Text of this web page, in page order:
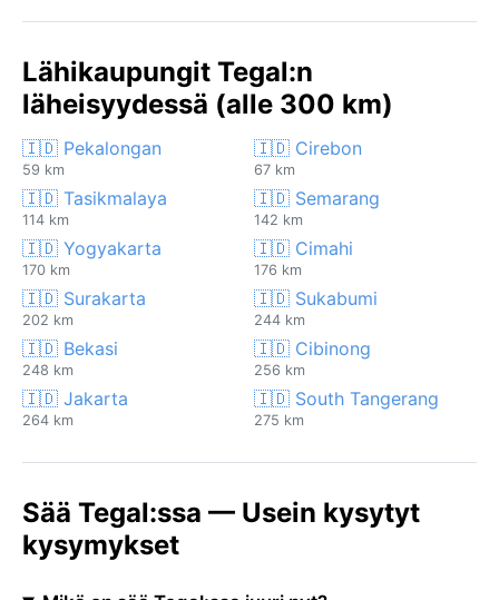
Lähikaupungit Tegal:n
läheisyydessä (alle 300 km)
🇮🇩 Pekalongan
59 km
🇮🇩 Cirebon
67 km
🇮🇩 Tasikmalaya
114 km
🇮🇩 Semarang
142 km
🇮🇩 Yogyakarta
170 km
🇮🇩 Cimahi
176 km
🇮🇩 Surakarta
202 km
🇮🇩 Sukabumi
244 km
🇮🇩 Bekasi
248 km
🇮🇩 Cibinong
256 km
🇮🇩 Jakarta
264 km
🇮🇩 South Tangerang
275 km
Sää Tegal:ssa — Usein kysytyt
kysymykset